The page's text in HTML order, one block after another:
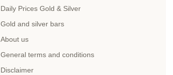
Daily Prices Gold & Silver
Gold and silver bars
About us
General terms and conditions
Disclaimer